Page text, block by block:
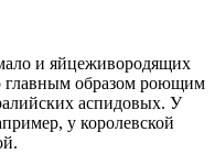
и яйцеживородящих
главным образом роющим
аспидовых. У
у королевской